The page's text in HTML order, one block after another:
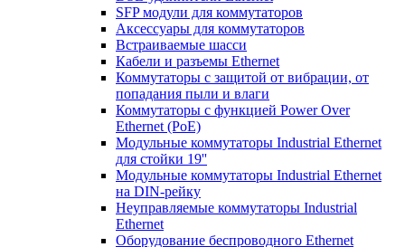
SFP модули для коммутаторов
Аксессуары для коммутаторов
Встраиваемые шасси
Кабели и разъемы Ethernet
Коммутаторы с защитой от вибрации, от
попадания пыли и влаги
Коммутаторы с функцией Power Over
Ethernet (PoE)
Модульные коммутаторы Industrial Ethernet
для стойки 19''
Модульные коммутаторы Industrial Ethernet
на DIN-рейку
Неуправляемые коммутаторы Industrial
Ethernet
Оборудование беспроводного Ethernet